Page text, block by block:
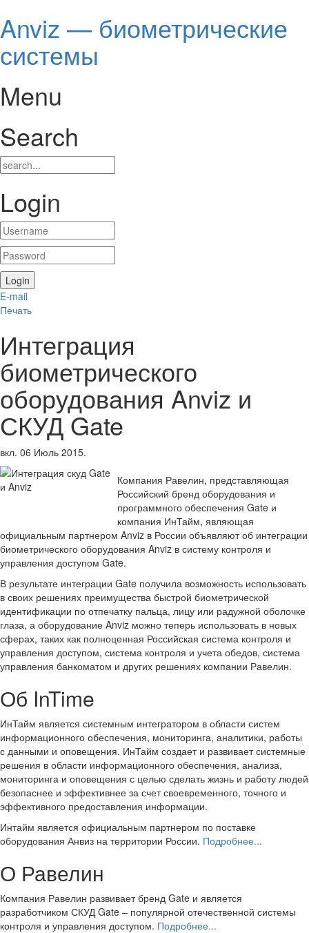
Anviz — биометрические
системы
Menu
Search
Login
E-mail
Печать
Интеграция
биометрического
оборудования Anviz и
СКУД Gate
вкл. 06 Июль 2015.
Компания Равелин, представляющая
Российский бренд оборудования и
программного обеспечения Gate и
компания ИнТайм, являющая
официальным партнером Anviz в России объявляют об интеграции
биометрического оборудования Anviz в систему контроля и
управления доступом Gate.
В результате интеграции Gate получила возможность использовать
в своих решениях преимущества быстрой биометрической
идентификации по отпечатку пальца, лицу или радужной оболочке
глаза, а оборудование Anviz можно теперь использовать в новых
сферах, таких как полноценная Российская система контроля и
управления доступом, система контроля и учета обедов, система
управления банкоматом и других решениях компании Равелин.
Об InTime
ИнТайм является системным интегратором в области систем
информационного обеспечения, мониторинга, аналитики, работы
с данными и оповещения. ИнТайм создает и развивает системные
решения в области информационного обеспечения, анализа,
мониторинга и оповещения с целью сделать жизнь и работу людей
безопаснее и эффективнее за счет своевременного, точного и
эффективного предоставления информации.
Интайм является официальным партнером по поставке
оборудования Анвиз на территории России. Подробнее...
О Равелин
Компания Равелин развивает бренд Gate и является
разработчиком СКУД Gate – популярной отечественной системы
контроля и управления доступом. Подробнее...